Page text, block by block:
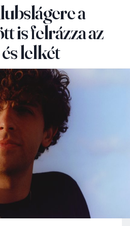
a
is felrázza az
lelkét